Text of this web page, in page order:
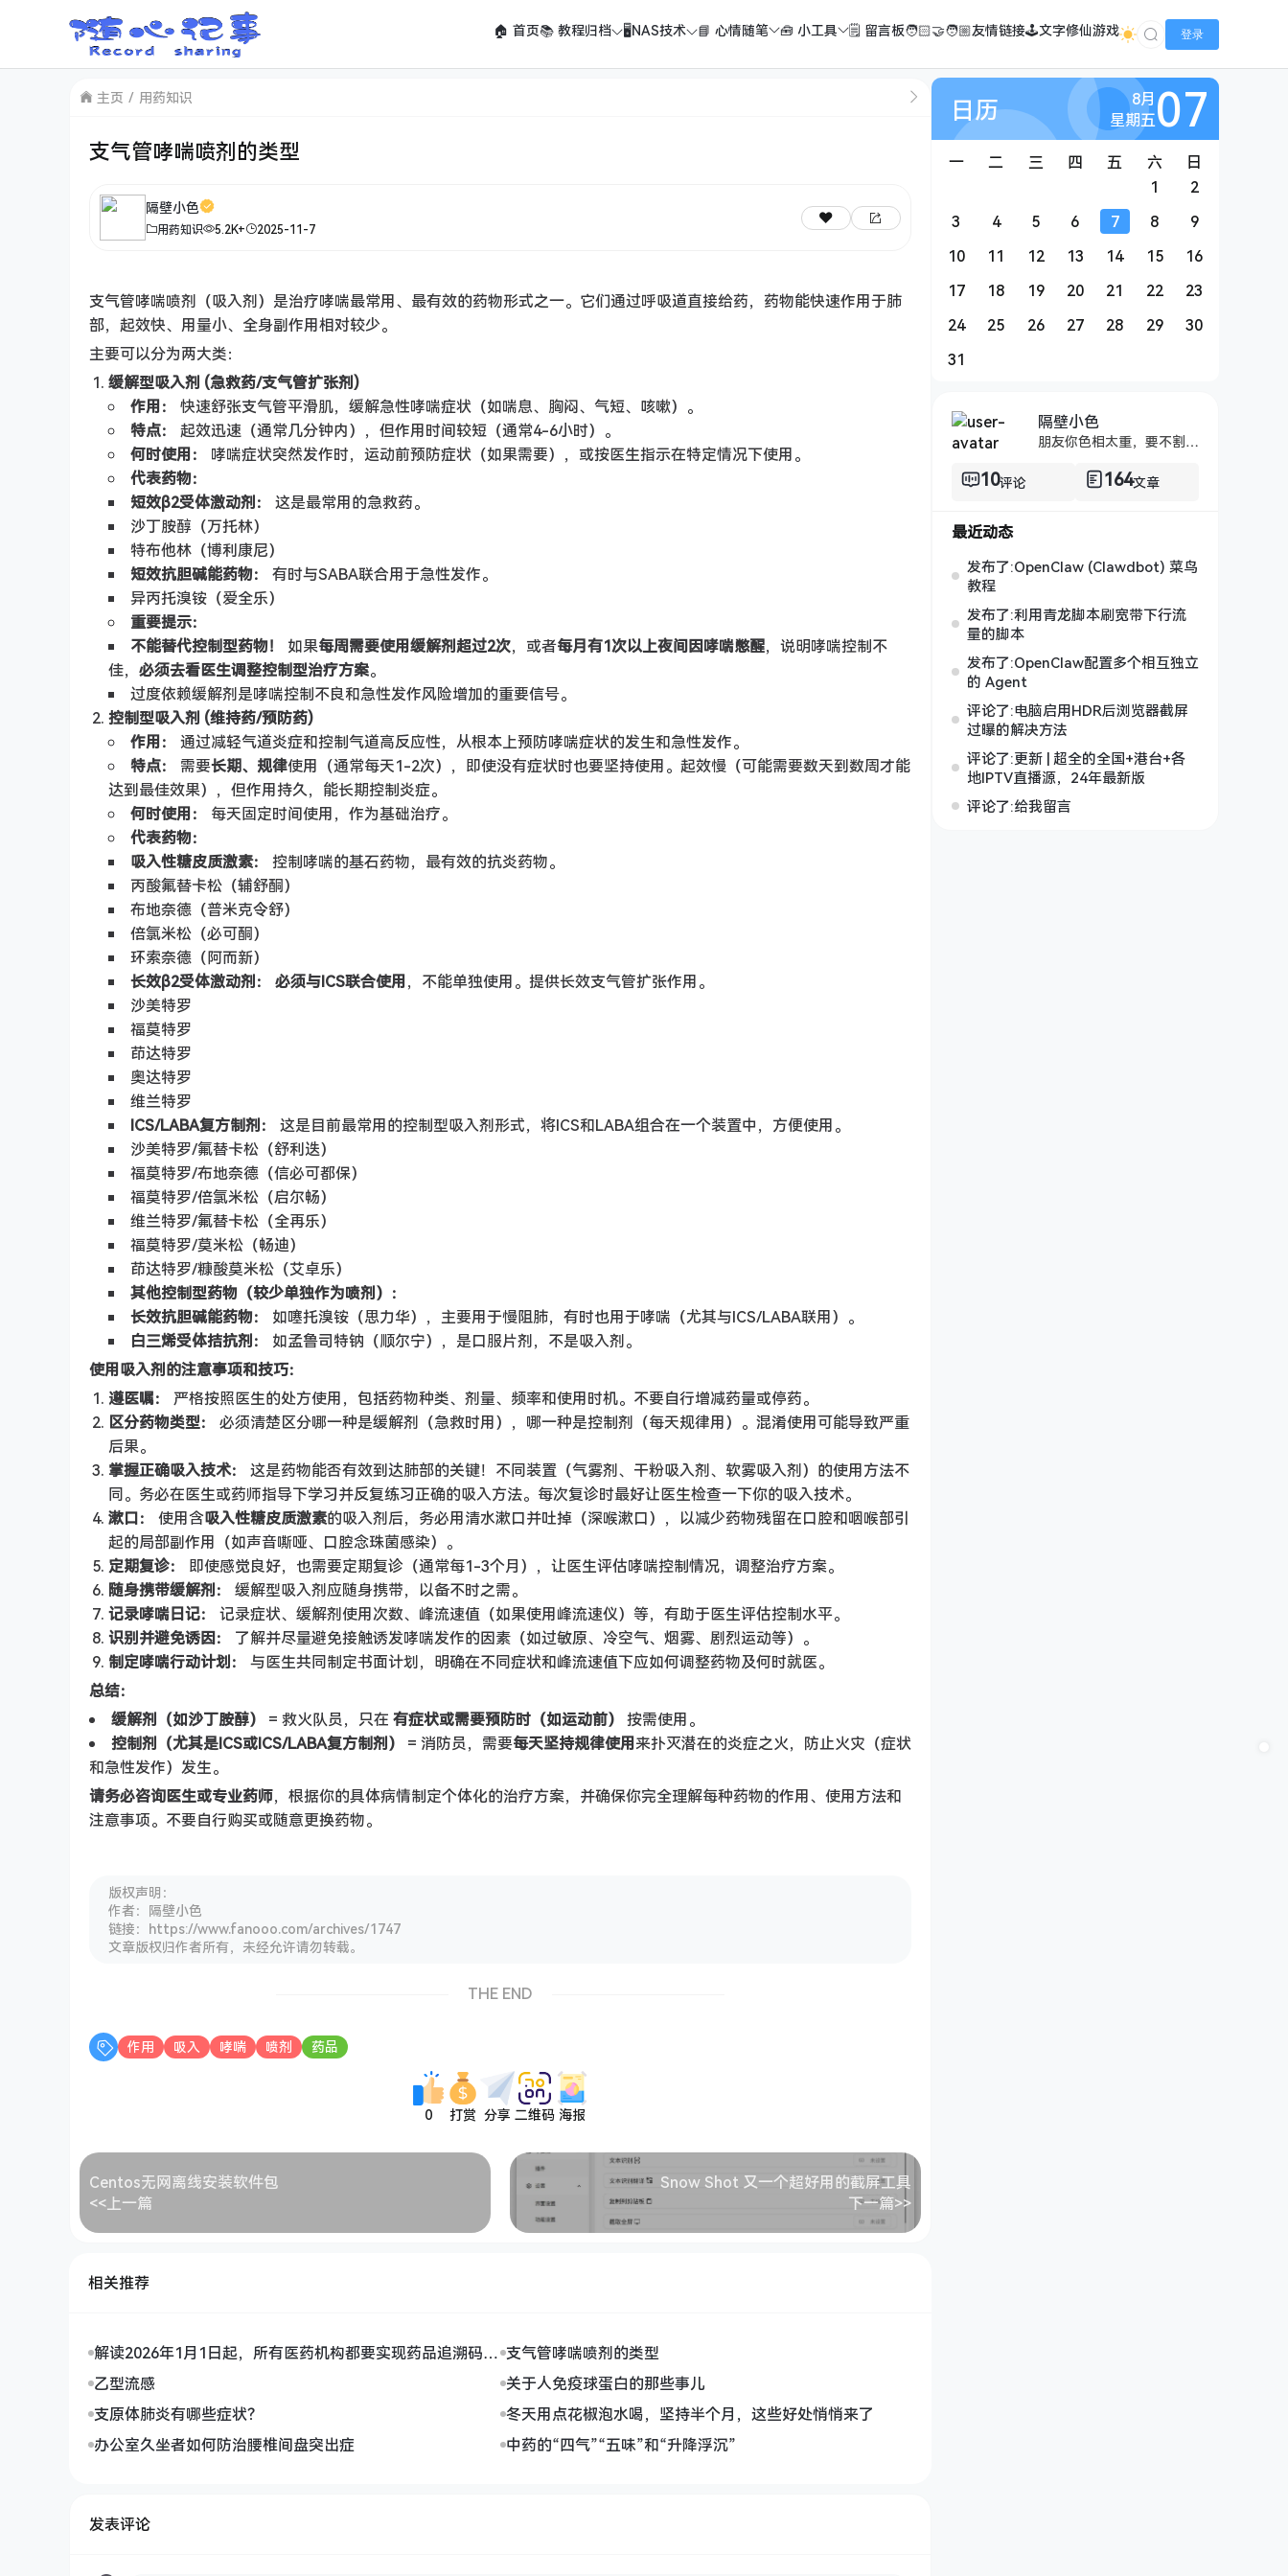
🏠 首页📚 教程归档 🖥️NAS技术 📘 心情随笔 🧰 小工具 🗒️ 留言板🧑🏻‍🤝‍🧑🏼友情链接🕹️文字修仙游戏 登录
主页 用药知识
支气管哮喘喷剂的类型
隔壁小色
用药知识 5.2K+ 2025-11-7
支气管哮喘喷剂（吸入剂）是治疗哮喘最常用、最有效的药物形式之一。它们通过呼吸道直接给药，药物能快速作用于肺
部，起效快、用量小、全身副作用相对较少。
主要可以分为两大类：
缓解型吸入剂 (急救药/支气管扩张剂)
作用：
快速舒张支气管平滑肌，缓解急性哮喘症状（如喘息、胸闷、气短、咳嗽）。
特点：
起效迅速（通常几分钟内），但作用时间较短（通常4-6小时）。
何时使用：
哮喘症状突然发作时，运动前预防症状（如果需要），或按医生指示在特定情况下使用。
代表药物：
短效β2受体激动剂：
这是最常用的急救药。
沙丁胺醇（万托林）
特布他林（博利康尼）
短效抗胆碱能药物：
有时与SABA联合用于急性发作。
异丙托溴铵（爱全乐）
重要提示：
不能替代控制型药物！
如果每周需要使用缓解剂超过2次，或者每月有1次以上夜间因哮喘憋醒，说明哮喘控制不
佳， 必须去看医生调整控制型治疗方案。
过度依赖缓解剂是哮喘控制不良和急性发作风险增加的重要信号。
控制型吸入剂 (维持药/预防药)
作用：
通过减轻气道炎症和控制气道高反应性，从根本上预防哮喘症状的发生和急性发作。
特点：
需要长期、规律使用（通常每天1-2次），即使没有症状时也要坚持使用。起效慢（可能需要数天到数周才能
达到最佳效果），但作用持久，能长期控制炎症。
何时使用：
每天固定时间使用，作为基础治疗。
代表药物：
吸入性糖皮质激素：
控制哮喘的基石药物，最有效的抗炎药物。
丙酸氟替卡松（辅舒酮）
布地奈德（普米克令舒）
倍氯米松（必可酮）
环索奈德（阿而新）
长效β2受体激动剂：
必须与ICS联合使用，不能单独使用。提供长效支气管扩张作用。
沙美特罗
福莫特罗
茚达特罗
奥达特罗
维兰特罗
ICS/LABA复方制剂：
这是目前最常用的控制型吸入剂形式，将ICS和LABA组合在一个装置中，方便使用。
沙美特罗/氟替卡松（舒利迭）
福莫特罗/布地奈德（信必可都保）
福莫特罗/倍氯米松（启尔畅）
维兰特罗/氟替卡松（全再乐）
福莫特罗/莫米松（畅迪）
茚达特罗/糠酸莫米松（艾卓乐）
其他控制型药物（较少单独作为喷剂）：
长效抗胆碱能药物：
如噻托溴铵（思力华），主要用于慢阻肺，有时也用于哮喘（尤其与ICS/LABA联用）。
白三烯受体拮抗剂：
如孟鲁司特钠（顺尔宁），是口服片剂，不是吸入剂。
使用吸入剂的注意事项和技巧：
遵医嘱：
严格按照医生的处方使用，包括药物种类、剂量、频率和使用时机。不要自行增减药量或停药。
区分药物类型：
必须清楚区分哪一种是缓解剂（急救时用），哪一种是控制剂（每天规律用）。混淆使用可能导致严重
后果。
掌握正确吸入技术：
这是药物能否有效到达肺部的关键！不同装置（气雾剂、干粉吸入剂、软雾吸入剂）的使用方法不
同。务必在医生或药师指导下学习并反复练习正确的吸入方法。每次复诊时最好让医生检查一下你的吸入技术。
漱口：
使用含吸入性糖皮质激素的吸入剂后，务必用清水漱口并吐掉（深喉漱口），以减少药物残留在口腔和咽喉部引
起的局部副作用（如声音嘶哑、口腔念珠菌感染）。
定期复诊：
即使感觉良好，也需要定期复诊（通常每1-3个月），让医生评估哮喘控制情况，调整治疗方案。
随身携带缓解剂：
缓解型吸入剂应随身携带，以备不时之需。
记录哮喘日记：
记录症状、缓解剂使用次数、峰流速值（如果使用峰流速仪）等，有助于医生评估控制水平。
识别并避免诱因：
了解并尽量避免接触诱发哮喘发作的因素（如过敏原、冷空气、烟雾、剧烈运动等）。
制定哮喘行动计划：
与医生共同制定书面计划，明确在不同症状和峰流速值下应如何调整药物及何时就医。
总结：
缓解剂（如沙丁胺醇）
= 救火队员，只在 有症状或需要预防时（如运动前） 按需使用。
控制剂（尤其是ICS或ICS/LABA复方制剂）
= 消防员，需要每天坚持规律使用来扑灭潜在的炎症之火，防止火灾（症状
和急性发作）发生。
请务必咨询医生或专业药师，根据你的具体病情制定个体化的治疗方案，并确保你完全理解每种药物的作用、使用方法和
注意事项。不要自行购买或随意更换药物。
版权声明：
作者：隔壁小色
链接：https://www.fanooo.com/archives/1747
文章版权归作者所有，未经允许请勿转载。
THE END
作用 吸入 哮喘 喷剂 药品
0 打赏 分享 二维码 海报
Centos无网离线安装软件包
<<上一篇
Snow Shot 又一个超好用的截屏工具
下一篇>>
相关推荐
解读2026年1月1日起，所有医药机构都要实现药品追溯码全
量采集上传
支气管哮喘喷剂的类型
乙型流感
关于人免疫球蛋白的那些事儿
支原体肺炎有哪些症状？
冬天用点花椒泡水喝，坚持半个月，这些好处悄悄来了
办公室久坐者如何防治腰椎间盘突出症
中药的“四气”“五味”和“升降浮沉”
发表评论
日历
8月
星期五07
一 二 三 四 五 六
日
1
2
3
4 5 6 7 8
9
10
11 12 13 14 15
16
17
18 19 20 21 22
23
24
25 26 27 28 29
30
31
隔壁小色
朋友你色相太重，要不割了吧！
10评论 164文章
最近动态
发布了:OpenClaw (Clawdbot) 菜鸟
教程
发布了:利用青龙脚本刷宽带下行流
量的脚本
发布了:OpenClaw配置多个相互独立
的 Agent
评论了:电脑启用HDR后浏览器截屏
过曝的解决方法
评论了:更新 | 超全的全国+港台+各
地IPTV直播源，24年最新版
评论了:给我留言